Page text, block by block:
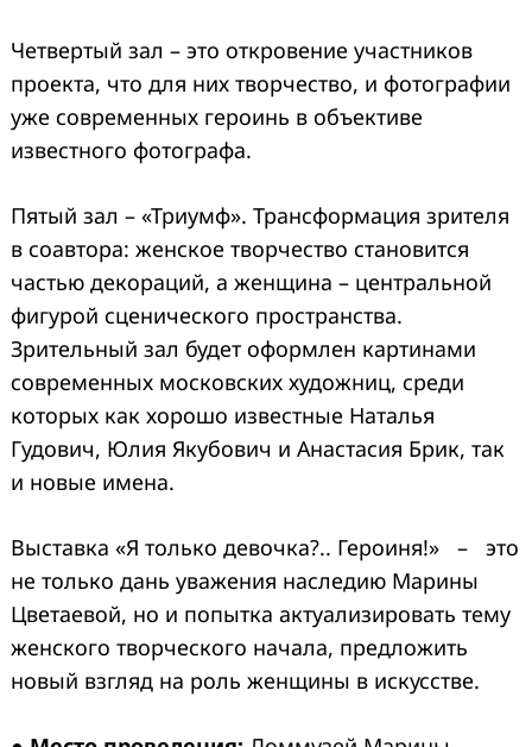
Четвертый зал – это откровение участников
проекта, что для них творчество, и фотографии
уже современных героинь в объективе
известного фотографа.
Пятый зал – «Триумф». Трансформация зрителя
в соавтора: женское творчество становится
частью декораций, а женщина – центральной
фигурой сценического пространства.
Зрительный зал будет оформлен картинами
современных московских художниц, среди
которых как хорошо известные Наталья
Гудович, Юлия Якубович и Анастасия Брик, так
и новые имена.
Выставка «Я только девочка?.. Героиня!» – это
не только дань уважения наследию Марины
Цветаевой, но и попытка актуализировать тему
женского творческого начала, предложить
новый взгляд на роль женщины в искусстве.